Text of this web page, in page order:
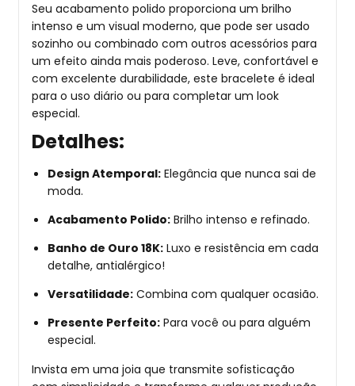
Seu acabamento polido proporciona um brilho
intenso e um visual moderno, que pode ser usado
sozinho ou combinado com outros acessórios para
um efeito ainda mais poderoso. Leve, confortável e
com excelente durabilidade, este bracelete é ideal
para o uso diário ou para completar um look
especial.
Detalhes:
Design Atemporal: Elegância que nunca sai de
moda.
Acabamento Polido: Brilho intenso e refinado.
Banho de Ouro 18K: Luxo e resistência em cada
detalhe, antialérgico!
Versatilidade: Combina com qualquer ocasião.
Presente Perfeito: Para você ou para alguém
especial.
Invista em uma joia que transmite sofisticação